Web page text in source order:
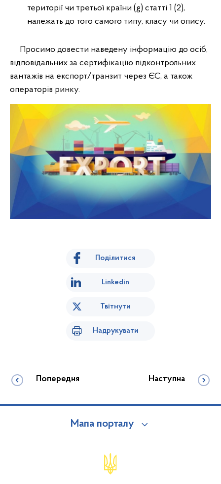
території чи третьої країни (g) статті 1 (2),
належать до того самого типу, класу чи опису.
Просимо довести наведену інформацію до осіб,
відповідальних за сертифікацію підконтрольних
вантажів на експорт/транзит через ЄС, а також
операторів ринку.
Поділитися
Linkedin
Твітнути
Надрукувати
Попередня Наступна
Мапа порталу